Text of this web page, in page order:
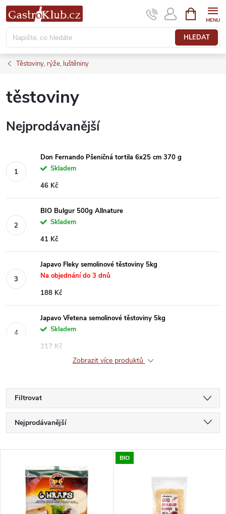
Přejít
na
obsah
HLEDAT
NÁKUPNÍ
KOŠÍK
Těstoviny, rýže, luštěniny
těstoviny
Nejprodávanější
Don Fernando Pšeničná tortila 6x25 cm 370 g
Skladem
46 Kč
BIO Bulgur 500g Allnature
Skladem
41 Kč
Japavo Fleky semolinové těstoviny 5kg
Na objednání do 3 dnů
188 Kč
Japavo Vřetena semolinové těstoviny 5kg
Skladem
217 Kč
Zobrazit více produktů
Filtrovat
Ř
a
Nejprodávanější
Abecedně
BIO